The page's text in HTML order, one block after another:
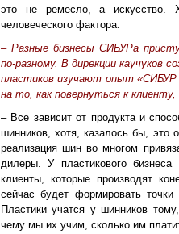
это не ремесло, а
человеческого фактора.
– Разные бизнесы СИБУРа
по-разному. В дирекции каучуков
пластиков изучают опыт «СИБУР
на то, как повернуться к
– Все зависит от продукта и
шинников, хотя, казалось бы, это
реализация шин во многом
дилеры. У пластикового
клиенты, которые производят
сейчас будет формировать
Пластики учатся у шинников
чему мы их учим, сколько им